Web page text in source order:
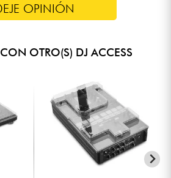
OPINIÓN
OTRO(S) DJ ACCESS